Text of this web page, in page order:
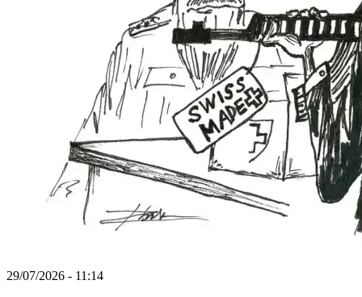
29/07/2026 - 11:14